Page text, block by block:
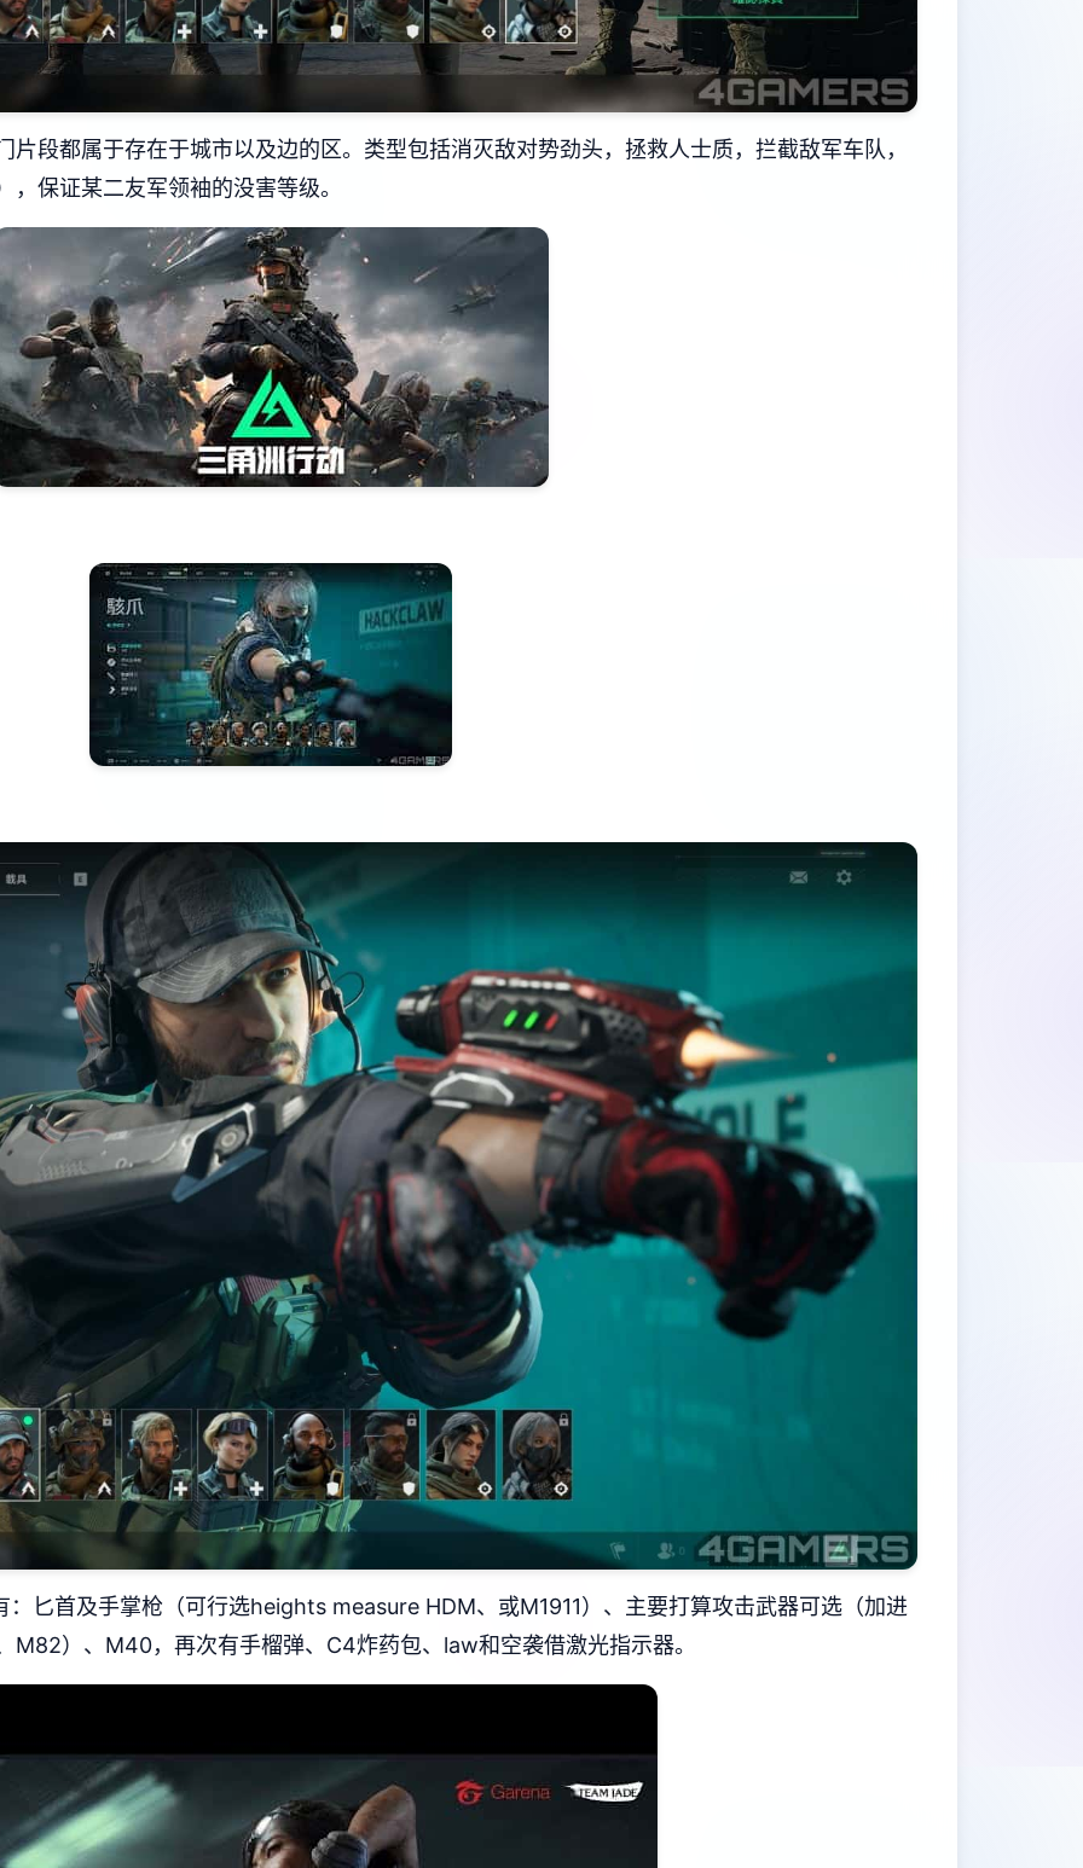
段都属于存在于城市以及边的区。类型包括消灭敌对势劲头，拯救人士质，拦截敌军车队，
保证某二友军领袖的没害等级。
：匕首及手掌枪（可行选heights measure HDM、或M1911）、主要打算攻击武器可选（加进
）、M40，再次有手榴弹、C4炸药包、law和空袭借激光指示器。